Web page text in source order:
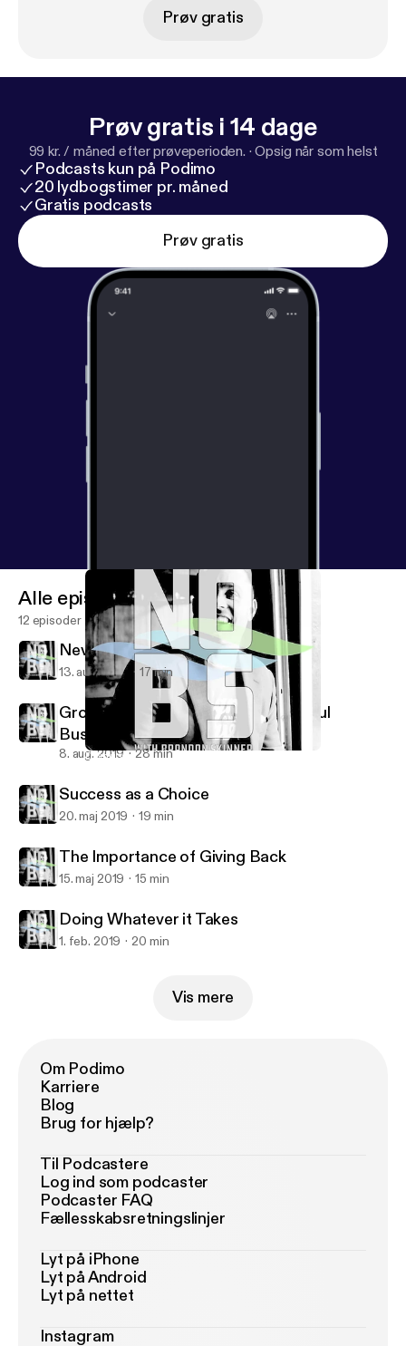
Prøv gratis
Prøv gratis i 14 dage
99 kr. / måned efter prøveperioden. ·Opsig når som helst
Podcasts kun på Podimo
20 lydbogstimer pr. måned
Gratis podcasts
Prøv gratis
Doing Whatever it Takes
Alle episoder
12 episoder
Never Giving Up
13. aug. 2019 17 min
Growing and Sustaining a Successful
Business
8. aug. 2019 28 min
Success as a Choice
20. maj 2019 19 min
The Importance of Giving Back
15. maj 2019 15 min
Doing Whatever it Takes
1. feb. 2019 20 min
Vis mere
Om Podimo
Karriere
Blog
Brug for hjælp?
Til Podcastere
Log ind som podcaster
Podcaster FAQ
Fællesskabsretningslinjer
Lyt på iPhone
Lyt på Android
Lyt på nettet
Instagram